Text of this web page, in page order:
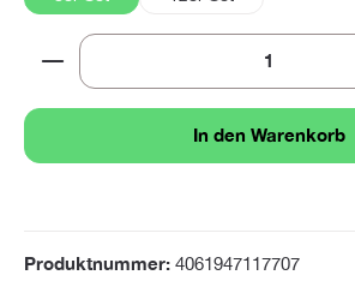
Produkt Anzahl: Gib den
In den Warenkorb
Produktnummer: 4061947117707